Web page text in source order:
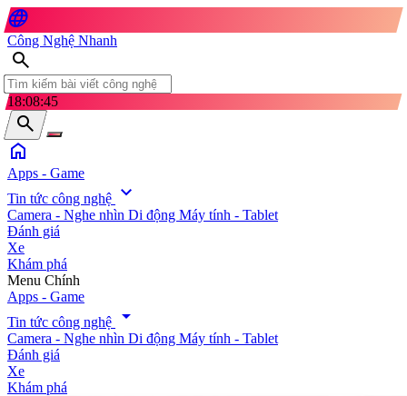
language
Công Nghệ Nhanh
search
18:08:46
search
home
Apps - Game
Tin tức công nghệ expand_more
Camera - Nghe nhìn Di động Máy tính - Tablet
Đánh giá
Xe
Khám phá
search
Menu Chính
Apps - Game
Tin tức công nghệ
arrow_drop_down
Camera - Nghe nhìn Di động Máy tính - Tablet
Đánh giá
Xe
Khám phá